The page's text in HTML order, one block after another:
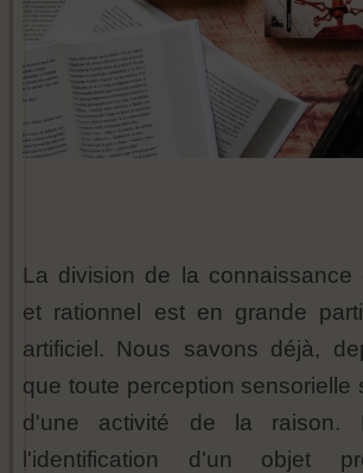
La division de la connaissance
et rationnel est en grande
artificiel. Nous savons déjà,
que toute perception sensorielle
d'une activité de la raison.
l'identification d'un objet